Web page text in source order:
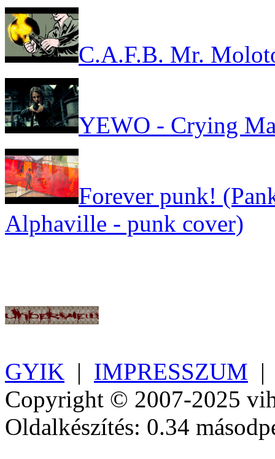
C.A.F.B. Mr.
YEWO - Crying
Forever punk!
Alphaville - punk cover)
GYIK | IMPRESSZUM
Copyright © 2007-2025
Oldalkészítés: 0.34